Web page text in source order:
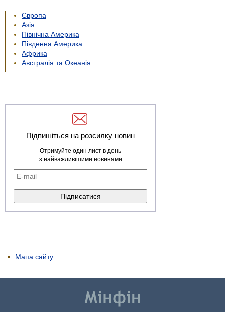
Європа
Азія
Північна Америка
Південна Америка
Африка
Австралія та Океанія
Підпишіться на розсилку новин
Отримуйте один лист в день
з найважливішими новинами
Мапа сайту